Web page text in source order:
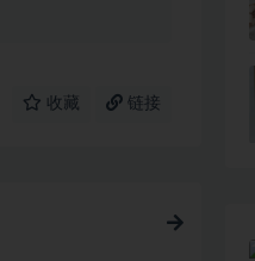
收藏 链接